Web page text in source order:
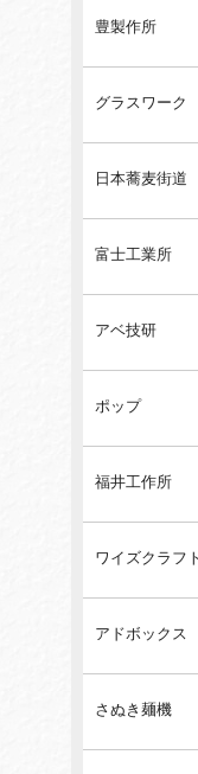
豊製作所
グラスワーク
日本蕎麦街道
富士工業所
アベ技研
ポップ
福井工作所
ワイズクラフト
アドボックス
さぬき麺機